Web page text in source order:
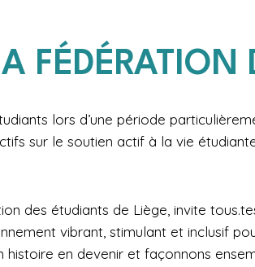
FÉDÉRATION
lors d’une période
sur le soutien actif à la vie
des étudiants de Liège, invite
vibrant, stimulant et inclusif
en devenir et façonnons